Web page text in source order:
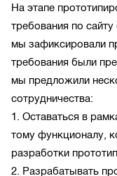
На этапе
требования по
мы зафиксировали
требования были
мы предложили
сотрудничества:
1. Оставаться в
тому функционалу,
разработки
2. Разрабатывать